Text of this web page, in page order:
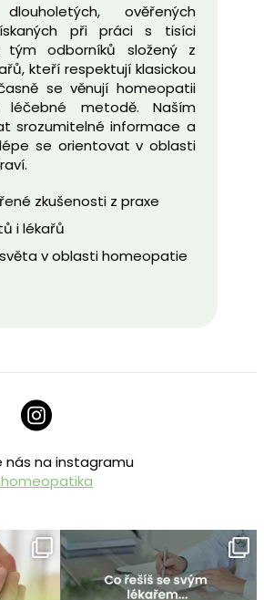
ověřených
při práci s tisíci
tým odborníků složený z
kteří respektují klasickou
se věnují homeopatii
léčebné metodě. Naším
srozumitelné informace a
se orientovat v oblasti
zkušenosti z praxe
i lékařů
v oblasti homeopatie
nás na instagramu
homeopatika.cz
Čvc 16